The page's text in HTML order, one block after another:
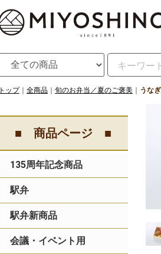
トップ 全商品 旬のお弁当／夏のご褒美 うな
■ 商品ページ ■
135周年記念商品
駅弁
駅弁新商品
会議・イベント用